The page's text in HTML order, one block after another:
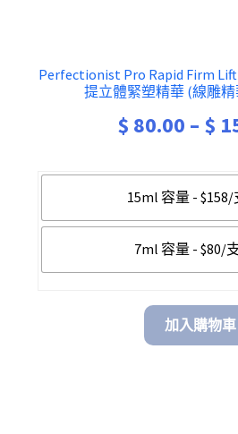
Perfectionist Pro Rapid Firm
提立體緊塑精華 (線雕
$ 80.00 – $
15ml 容量 - $158/
7ml 容量 - $80/
加入購物車